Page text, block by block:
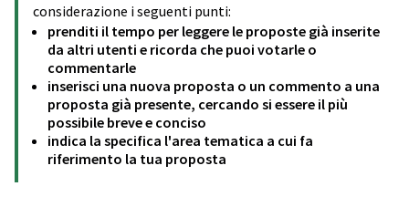
considerazione i seguenti punti:
prenditi il tempo per leggere le proposte già inserite
da altri utenti e ricorda che puoi votarle o
commentarle
inserisci una nuova proposta o un commento a una
proposta già presente, cercando si essere il più
possibile breve e conciso
indica la specifica l'area tematica a cui fa
riferimento la tua proposta